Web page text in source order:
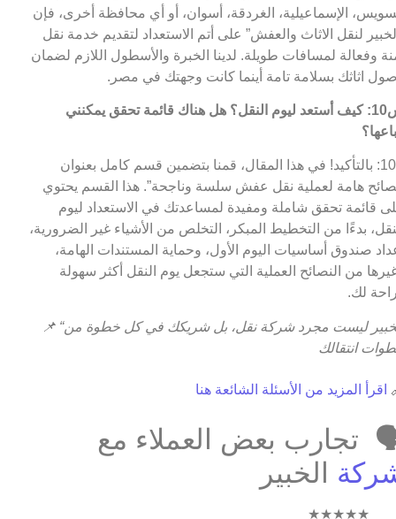
الإسماعيلية، الغردقة، أسوان، أو أي محافظة أخرى، فإن
لنقل الاثاث والعفش” على أتم الاستعداد لتقديم خدمة نقل
وفعالة لمسافات طويلة. لدينا الخبرة والأسطول اللازم لضمان
اثاثك بسلامة تامة أينما كانت وجهتك في مصر.
س10: كيف أستعد ليوم النقل؟ هل هناك قائمة تحقق يمكنني
ج10: بالتأكيد! في هذا المقال، قمنا بتضمين قسم كامل بعنوان
هامة لعملية نقل عفش سلسة وناجحة”. هذا القسم يحتوي
قائمة تحقق شاملة ومفيدة لمساعدتك في الاستعداد ليوم
بدءًا من التخطيط المبكر، التخلص من الأشياء غير الضرورية،
صندوق أساسيات اليوم الأول، وحماية المستندات الهامة،
من النصائح العملية التي ستجعل يوم النقل أكثر سهولة
لك.
📌 “الخبير ليست مجرد شركة نقل، بل شريكك في كل خطوة من
انتقالك
اقرأ المزيد من الأسئلة الشائعة هنا
تجارب بعض العملاء مع
الخبير
★★★★★